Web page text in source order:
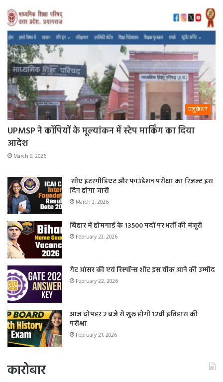
एजुकेशन
UPMSP ने कॉपियों के मूल्यांकन में स्टेप मार्किंग का दिया
आदेश
March 9, 2026
सीए इंटरमीडिएट और फाउंडेशन परीक्षा का रिजल्ट इस
दिन होगा जारी
March 3, 2026
बिहार में होमगार्ड के 13500 पदों पर भर्ती की मंजूरी
February 23, 2026
गेट आंसर की एवं रिस्पॉन्स शीट इस वीक आने की उम्मीद
February 22, 2026
आज दोपहर 2 बजे से शुरू होगी 12वीं इतिहास की
परीक्षा
February 21, 2026
कारोबार